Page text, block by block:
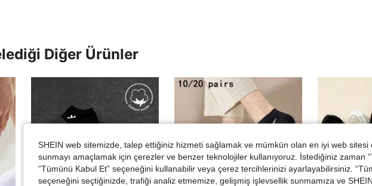
Diğer Ürünler
SHEIN web sitemizde, talep ettiğiniz hizmeti sağlamak ve mümkün olan en iyi web sitesi
sunmayı amaçlamak için çerezler ve benzer teknolojiler kullanıyoruz. İstediğiniz zaman
“Tümünü Kabul Et” seçeneğini kullanabilir veya çerez tercihlerinizi ayarlayabilirsiniz.
seçeneğini seçtiğinizde, trafiği analiz etmemize, gelişmiş işlevsellik sunmamıza ve